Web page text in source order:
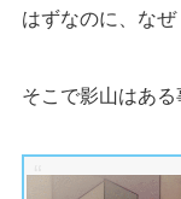
はずなのに、な
そこで影山はある